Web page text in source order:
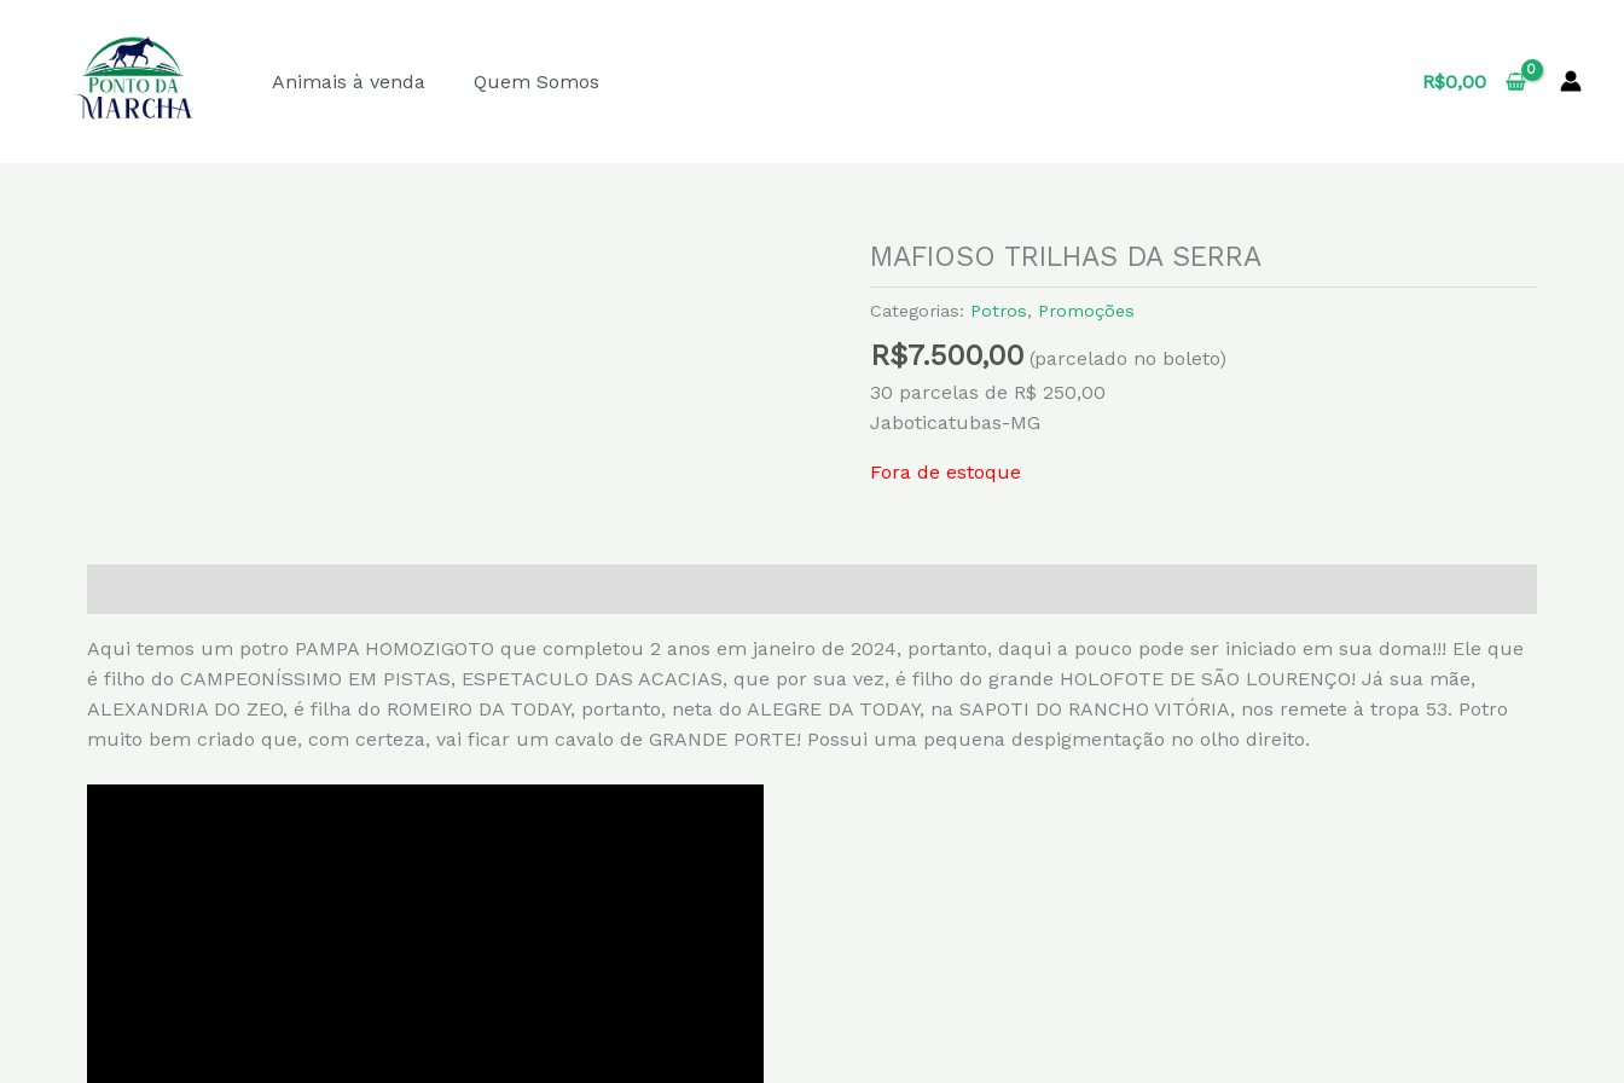
conteúdo
Animais à venda Quem Somos R$0,00
MAFIOSO TRILHAS DA SERRA
Categorias: Potros, Promoções
R$7.500,00 (parcelado no boleto)
30 parcelas de R$ 250,00
Jaboticatubas-MG
Fora de estoque
Aqui temos um potro PAMPA HOMOZIGOTO que completou 2 anos em janeiro de 2024, portanto, daqui a pouco pode ser iniciado em sua doma!!! Ele que
é filho do CAMPEONÍSSIMO EM PISTAS, ESPETACULO DAS ACACIAS, que por sua vez, é filho do grande HOLOFOTE DE SÃO LOURENÇO! Já sua mãe,
ALEXANDRIA DO ZEO, é filha do ROMEIRO DA TODAY, portanto, neta do ALEGRE DA TODAY, na SAPOTI DO RANCHO VITÓRIA, nos remete à tropa 53. Potro
muito bem criado que, com certeza, vai ficar um cavalo de GRANDE PORTE! Possui uma pequena despigmentação no olho direito.